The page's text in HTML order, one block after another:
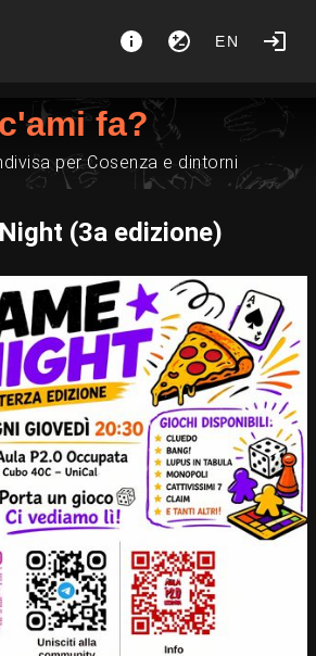
EN
c'ami fa?
per Cosenza e dintorni
(3a edizione)